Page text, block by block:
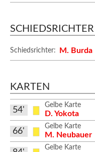
SCHIEDSRICHTER
Schiedsrichter: M. Burda
KARTEN
Gelbe Karte
D. Yokota
54'
Gelbe Karte
M. Neubauer
66'
Gelbe Karte